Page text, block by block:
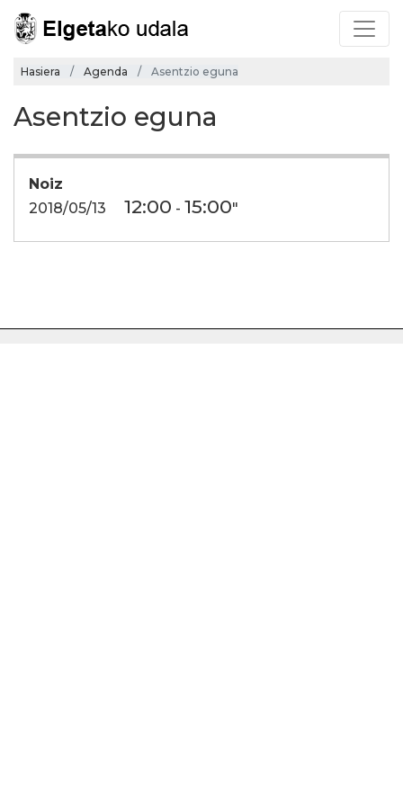
Hasiera Agenda Asentzio eguna
Asentzio eguna
Noiz
2018/05/13
12:00 - 15:00"